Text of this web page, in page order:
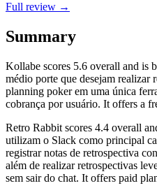
Full review →
Summary
Kollabe scores 5.6 overall and is
médio porte que desejam realizar
planning poker em uma única
cobrança por usuário. It offers a
Retro Rabbit scores 4.4 overall
utilizam o Slack como principal
registrar notas de retrospectiva
além de realizar retrospectivas
sem sair do chat. It offers paid